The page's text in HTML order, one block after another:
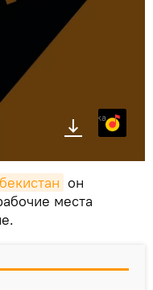
Яндекс.Музыка
он
места